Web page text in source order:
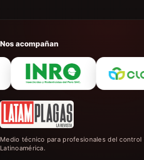
Nos acompañan
Medio técnico para profesionales del control
Latinoamérica.